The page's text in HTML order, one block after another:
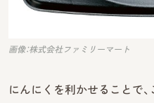
画像：株式会社ファミリーマート
にんにくを利かせることで